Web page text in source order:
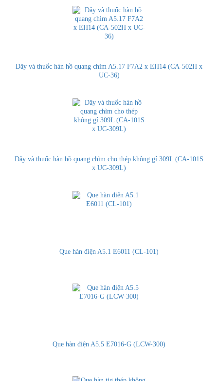
Dây và thuốc hàn hồ quang chìm A5.17 F7A2 x EH14 (CA-502H x
UC-36)
Dây và thuốc hàn hồ quang chìm cho thép không gỉ 309L (CA-101S
x UC-309L)
Que hàn điện A5.1 E6011 (CL-101)
Que hàn điện A5.5 E7016-G (LCW-300)